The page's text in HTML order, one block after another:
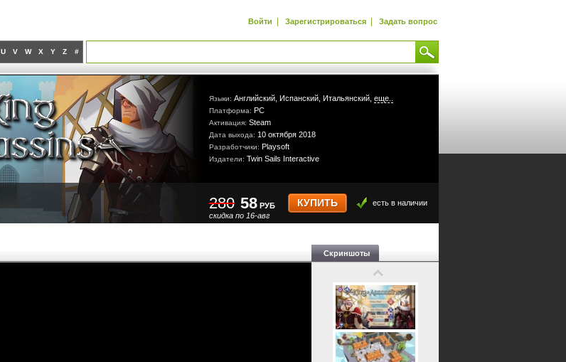
Войти | Зарегистрироваться | Задать вопрос
U V W X Y Z #
Языки: Английский, Испанский, Итальянский, еще..
Платформа: PC
Активация: Steam
Дата выхода: 10 октября 2018
Разработчики: Playsoft
Издатели: Twin Sails Interactive
280
скидка по 16-авг
58 РУБ КУПИТЬ есть в наличии
Скриншоты